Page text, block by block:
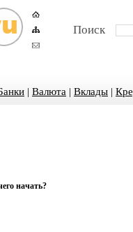
Поиск
| Валюта | Вклады |
начать?